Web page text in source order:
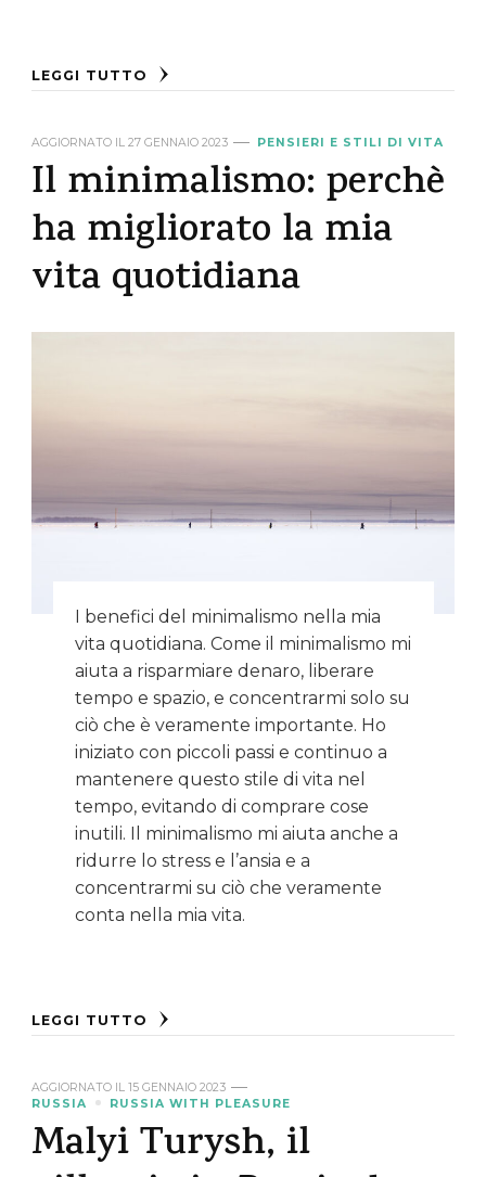
LEGGI TUTTO
AGGIORNATO IL 27 GENNAIO 2023 PENSIERI E STILI DI VITA
Il minimalismo: perchè
ha migliorato la mia
vita quotidiana
I benefici del minimalismo nella mia
vita quotidiana. Come il minimalismo mi
aiuta a risparmiare denaro, liberare
tempo e spazio, e concentrarmi solo su
ciò che è veramente importante. Ho
iniziato con piccoli passi e continuo a
mantenere questo stile di vita nel
tempo, evitando di comprare cose
inutili. Il minimalismo mi aiuta anche a
ridurre lo stress e l’ansia e a
concentrarmi su ciò che veramente
conta nella mia vita.
LEGGI TUTTO
AGGIORNATO IL 15 GENNAIO 2023
RUSSIA
RUSSIA WITH PLEASURE
Malyi Turysh, il